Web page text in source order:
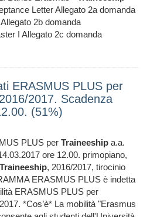
Letter Allegato 2a domanda
2b domanda
I Allegato 2c domanda
ERASMUS PLUS per
2017. Scadenza
(51%)
PLUS per Traineeship a.a.
ore 12.00. primopiano,
Traineeship, 2016/2017, tirocinio
ERASMUS PLUS è indetta
ERASMUS PLUS per
*Cos’è* La mobilità "Erasmus